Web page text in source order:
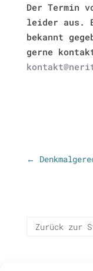
Der Termin
leider aus.
bekannt
gerne
←
Zurück zur